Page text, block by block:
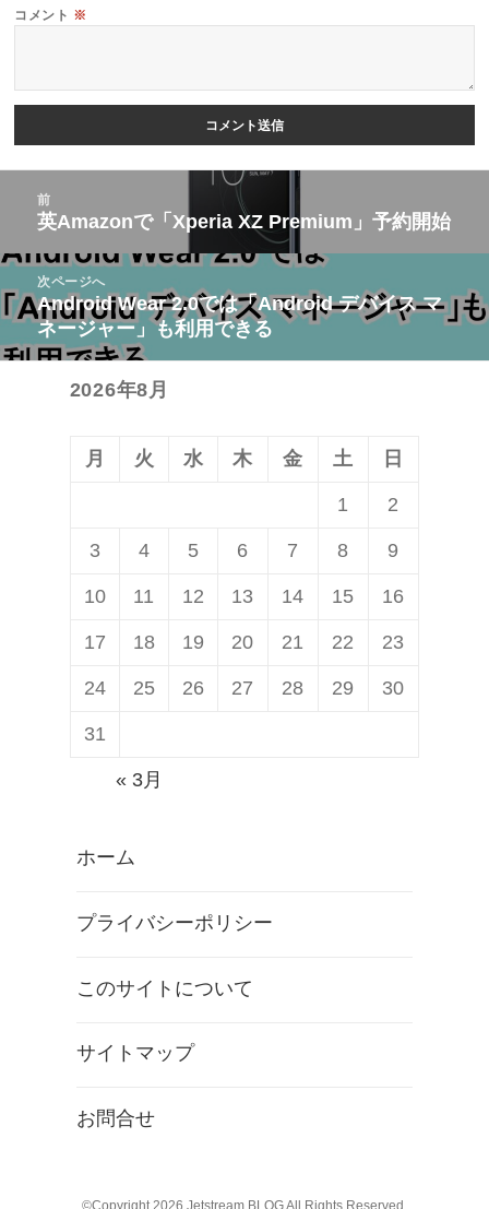
コメント ※
ゲ
ー
前
前
の
投
稿:
英Amazonで「Xperia XZ Premium」予約開始
次ページへ
次
の
Android Wear 2.0では「Android デバイス マ
ネージャー」も利用できる
2026年8月
月 火 水 木 金 土 日
1 2
3 4 5 6 7 8 9
10 11 12 13 14 15 16
17 18 19 20 21 22 23
24 25 26 27 28 29 30
31
« 3月
ホーム
プライバシーポリシー
このサイトについて
サイトマップ
お問合せ
©Copyright 2026 Jetstream BLOGAll Rights Reserved.